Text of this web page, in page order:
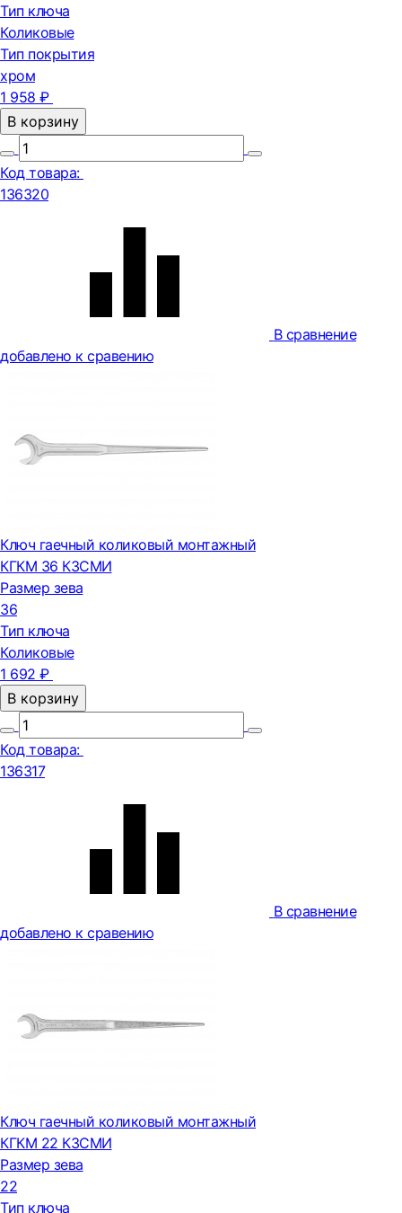
Тип ключа
Коликовые
Тип покрытия
хром
1 958 ₽
В корзину
Код товара:
136320
В сравнение
добавлено к сравению
Ключ гаечный коликовый монтажный
КГКМ 36 КЗСМИ
Размер зева
36
Тип ключа
Коликовые
1 692 ₽
В корзину
Код товара:
136317
В сравнение
добавлено к сравению
Ключ гаечный коликовый монтажный
КГКМ 22 КЗСМИ
Размер зева
22
Тип ключа